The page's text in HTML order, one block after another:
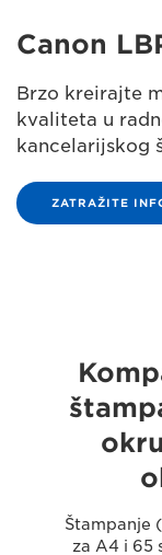
Canon
Brzo kreirajte
kvaliteta u
kancelarijskog
ZATRAŽITE
Štampanje
za A4 i 65